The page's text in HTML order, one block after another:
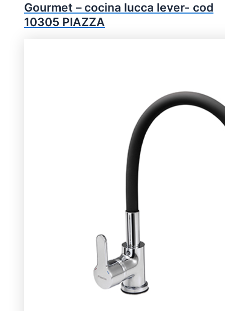
Gourmet – cocina lucca lever- cod
10305 PIAZZA